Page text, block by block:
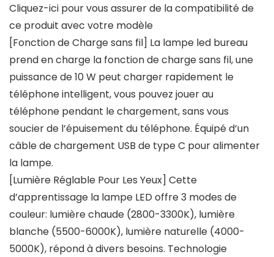
Cliquez-ici pour vous assurer de la compatibilité de
ce produit avec votre modèle
[Fonction de Charge sans fil] La lampe led bureau
prend en charge la fonction de charge sans fil, une
puissance de 10 W peut charger rapidement le
téléphone intelligent, vous pouvez jouer au
téléphone pendant le chargement, sans vous
soucier de l’épuisement du téléphone. Équipé d’un
câble de chargement USB de type C pour alimenter
la lampe.
[Lumière Réglable Pour Les Yeux] Cette
d’apprentissage la lampe LED offre 3 modes de
couleur: lumière chaude (2800-3300K), lumière
blanche (5500-6000K), lumière naturelle (4000-
5000K), répond à divers besoins. Technologie